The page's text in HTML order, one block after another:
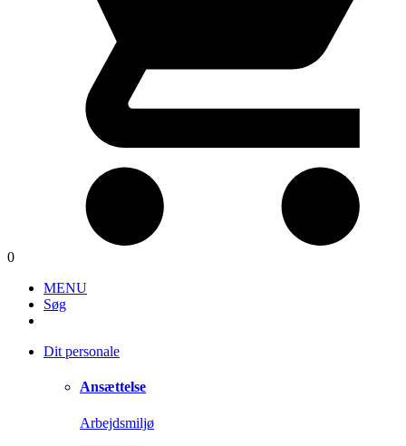
0
MENU
Søg
Dit personale
Ansættelse
Arbejdsmiljø